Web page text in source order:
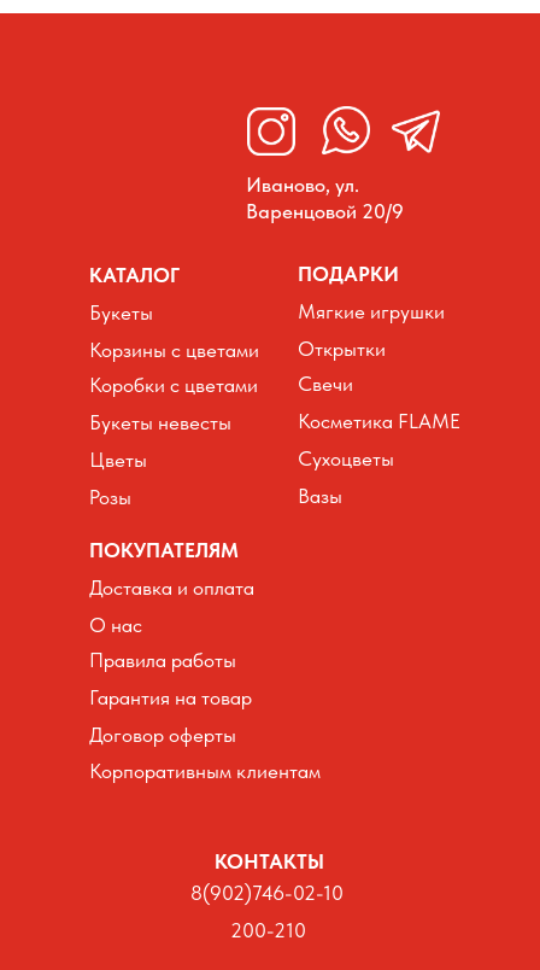
Иваново, ул.
Варенцовой 20/9
КАТАЛОГ ПОДАРКИ
ПОКУПАТЕЛЯМ
КОНТАКТЫ
Букеты
Корзины с цветами
Коробки с цветами
Цветы
Розы
Букеты невесты
Мягкие игрушки
Открытки
Свечи
Сухоцветы
Вазы
Косметика FLAME
Доставка и оплата
О нас
Правила работы
Договор оферты
Гарантия на товар
8(902)746-02-10
200-210
Корпоративным клиентам